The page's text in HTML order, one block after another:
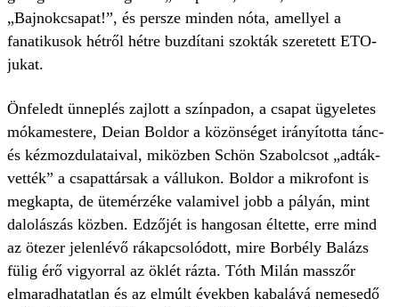
„Bajnokcsapat!”, és persze minden nóta, amellyel a
fanatikusok hétről hétre buzdítani szokták szeretett ETO-
jukat.
Önfeledt ünneplés zajlott a színpadon, a csapat ügyeletes
mókamestere, Deian Boldor a közönséget irányította tánc-
és kézmozdulataival, miközben Schön Szabolcsot „adták-
vették” a csapattársak a vállukon. Boldor a mikrofont is
megkapta, de ütemérzéke valamivel jobb a pályán, mint
dalolászás közben. Edzőjét is hangosan éltette, erre mind
az ötezer jelenlévő rákapcsolódott, mire Borbély Balázs
fülig érő vigyorral az öklét rázta. Tóth Milán masszőr
elmaradhatatlan és az elmúlt években kabalává nemesedő